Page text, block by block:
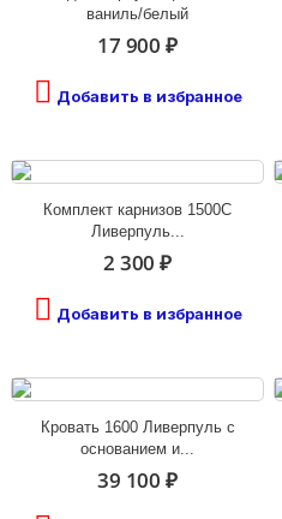
ваниль/белый
17 900 ₽
Добавить в избранное
Комплект карнизов 1500С
Ливерпуль...
2 300 ₽
Добавить в избранное
Кровать 1600 Ливерпуль с
основанием и...
39 100 ₽